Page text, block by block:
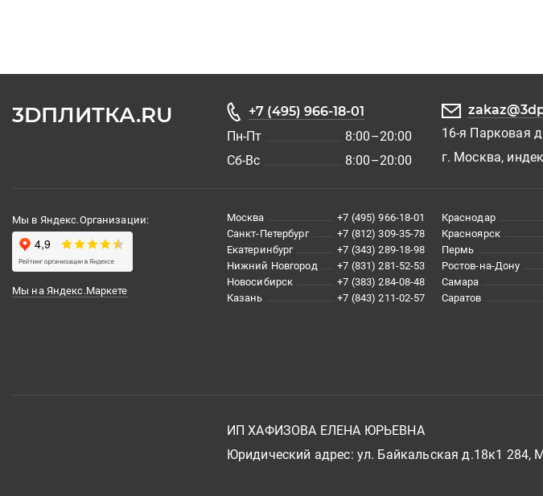
3DПЛИТКА.RU
+7 (495) 966-18-01
Пн-Пт
8:00–20:00
Сб-Вс
8:00–20:00
16-я Парковая
г. Москва,
Мы в Яндекс.Организации:
Мы на Яндекс.Маркете
Москва
+7 (495) 966-18-01
Санкт-Петербург
+7 (812) 309-35-78
Екатеринбург
+7 (343) 289-18-98
Нижний Новгород
+7 (831) 281-52-53
Новосибирск
+7 (383) 284-08-48
Казань
+7 (843) 211-02-57
Краснодар
Красноярск
Пермь
Ростов-на-Дону
Самара
Саратов
ИП ХАФИЗОВА ЕЛЕНА ЮРЬЕВНА
Юридический адрес: ул. Байкальская д.18к1 284,